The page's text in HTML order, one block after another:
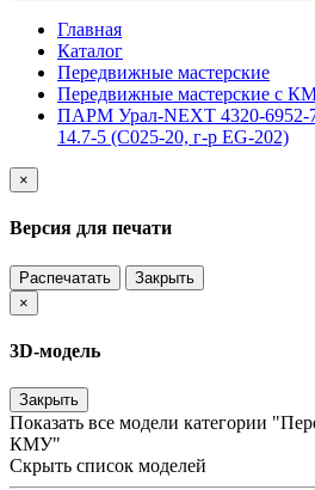
Главная
Каталог
Передвижные мастерские
Передвижные мастерские с
ПАРМ Урал-NEXT 4320-
14.7-5 (С025-20, г-р EG-202)
×
Версия для печати
Распечатать
Закрыть
×
3D-модель
Закрыть
Показать все модели категории
КМУ"
Скрыть список моделей